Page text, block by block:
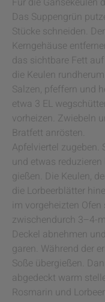
Das Suppengrün
Stücke schneiden.
Kerngehäuse
das sichtbare Fett
die Keulen
Salzen, pfeffern und
etwa 3 EL
vorheizen. Zwiebeln
Bratfett anrösten.
Apfelviertel zugeben.
und etwas
gießen. Die Keulen,
die Lorbeerblätter
im vorgeheizten
zwischendurch 3–4-
Deckel abnehmen
garen. Während der
Soße übergießen.
abgedeckt warm
Rosmarin und